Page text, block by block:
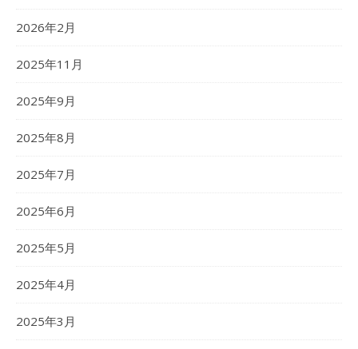
2026年2月
2025年11月
2025年9月
2025年8月
2025年7月
2025年6月
2025年5月
2025年4月
2025年3月